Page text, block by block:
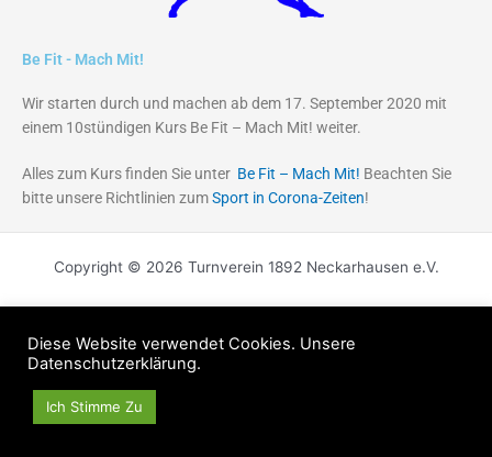
Be Fit - Mach Mit!
Wir starten durch und machen ab dem 17. September 2020 mit
einem 10stündigen Kurs Be Fit – Mach Mit! weiter.
Alles zum Kurs finden Sie unter Be Fit – Mach Mit! Beachten Sie
bitte unsere Richtlinien zumSport in Corona-Zeiten!
Copyright © 2026 Turnverein 1892 Neckarhausen e.V.
Diese Website verwendet Cookies. Unsere
Datenschutzerklärung.
Ich Stimme Zu